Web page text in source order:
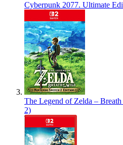
Cyberpunk 2077. Ultimate
The Legend of Zelda –
2)